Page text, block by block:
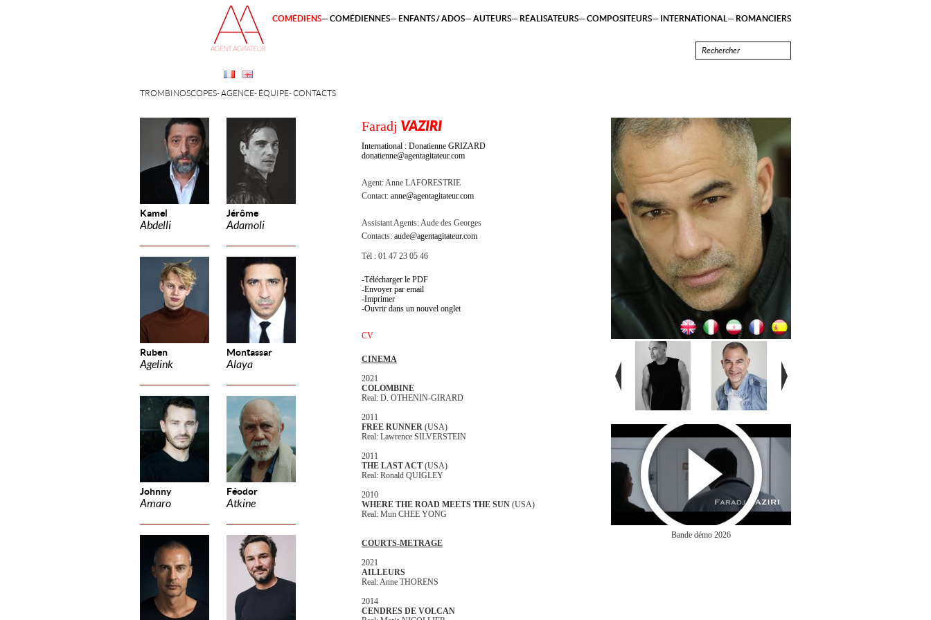
Kamel
Abdelli
Jérôme
Adamoli
Ruben
Agelink
Montassar
Alaya
Johnny
Amaro
Féodor
Atkine
TROMBINOSCOPES AGENCE ÉQUIPE CONTACTS
COMÉDIENS COMÉDIENNES ENFANTS / ADOS AUTEURS RÉALISATEURS COMPOSITEURS INTERNATIONAL ROMANCIERS
Faradj VAZIRI
International : Donatienne GRIZARD
donatienne@agentagitateur.com
Agent:Anne LAFORESTRIE
Contact: anne@agentagitateur.com
Assistant Agents:Aude des Georges
Contacts: aude@agentagitateur.com
Tél : 01 47 23 05 46
Télécharger le PDF
Envoyer par email
Imprimer
Ouvrir dans un nouvel onglet
CV
CINEMA
2021
COLOMBINE
Real: D. OTHENIN-GIRARD
2011
FREE RUNNER (USA)
Real: Lawrence SILVERSTEIN
2011
THE LAST ACT (USA)
Real: Ronald QUIGLEY
2010
WHERE THE ROAD MEETS THE SUN (USA)
Real: Mun CHEE YONG
COURTS-METRAGE
2021
AILLEURS
Real: Anne THORENS
2014
CENDRES DE VOLCAN
Bande démo 2026